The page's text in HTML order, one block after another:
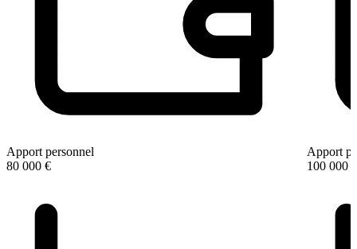
Apport personnel
80 000 €
Apport
100 000 €